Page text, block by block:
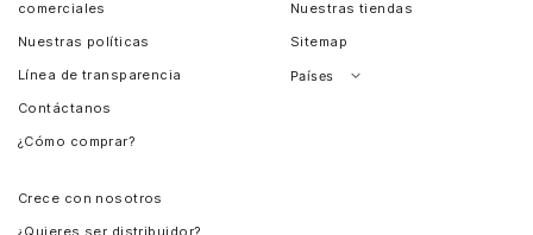
comerciales
Nuestras políticas
Línea de transparencia
Contáctanos
¿Cómo comprar?
Nuestras tiendas
Sitemap
Países
Crece con nosotros